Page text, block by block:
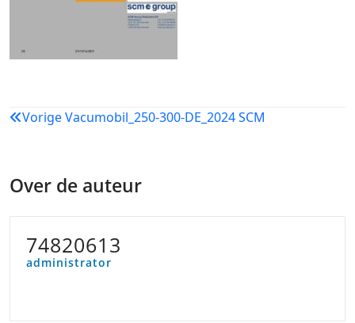
Bericht
VorigeVacumobil_250-300-DE_2024 SCM
Over de auteur
74820613
administrator